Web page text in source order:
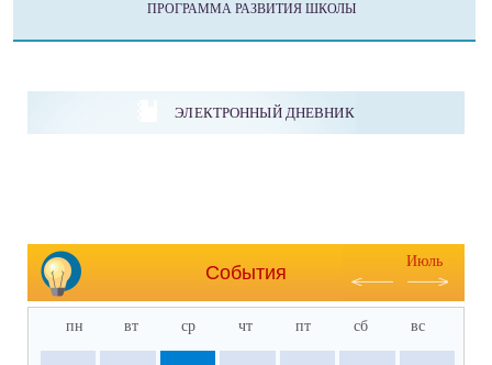
ПРОГРАММА РАЗВИТИЯ ШКОЛЫ
ЭЛЕКТРОННЫЙ ДНЕВНИК
События
Июль
пн вт ср чт пт сб вс